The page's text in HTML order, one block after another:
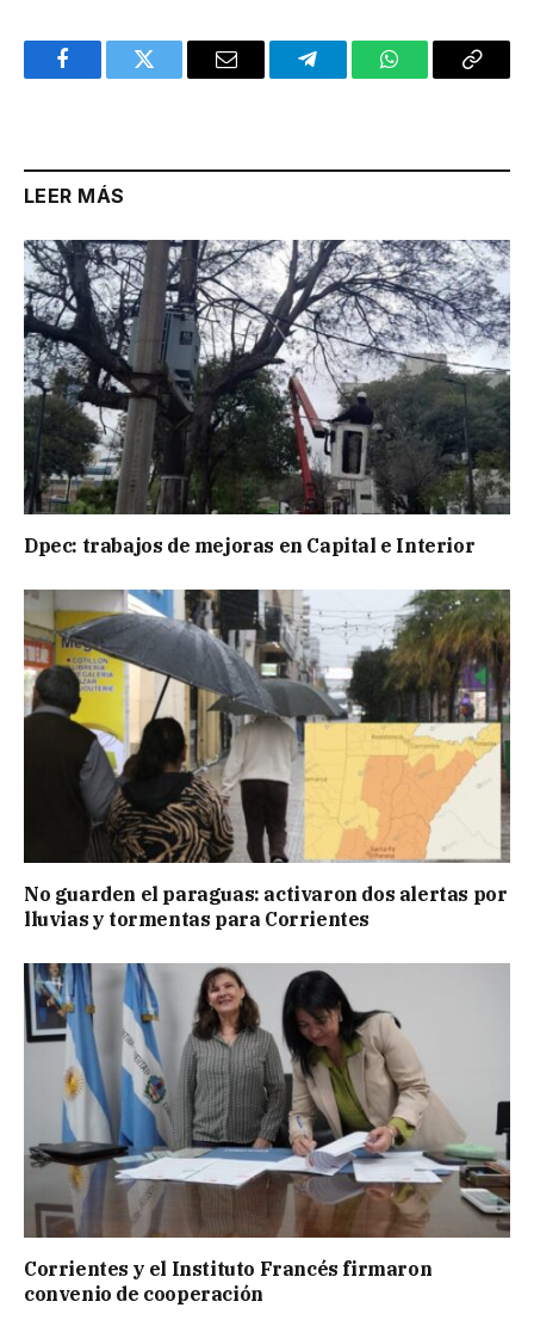
FacebookTwitter Email TelegramWhatsAppCopy
LEER MÁS
Dpec: trabajos de mejoras en Capital e Interior
No guarden el paraguas: activaron dos alertas por
lluvias y tormentas para Corrientes
Corrientes y el Instituto Francés firmaron
convenio de cooperación